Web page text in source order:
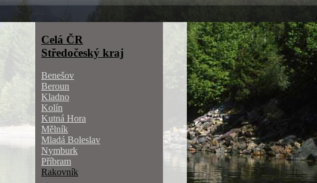
Celá ČR
Středočeský kraj
Benešov
Beroun
Kladno
Kolín
Kutná Hora
Mělník
Mladá Boleslav
Nymburk
Příbram
Rakovník